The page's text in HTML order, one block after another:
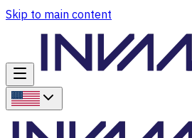
Skip to main content